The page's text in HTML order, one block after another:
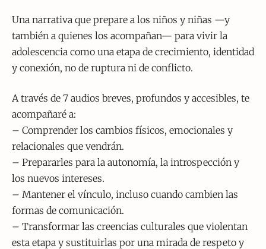
Una narrativa que prepare a los niños y niñas —y
también a quienes los acompañan— para vivir la
adolescencia como una etapa de crecimiento, identidad
y conexión, no de ruptura ni de conflicto.
A través de 7 audios breves, profundos y accesibles, te
acompañaré a:
– Comprender los cambios físicos, emocionales y
relacionales que vendrán.
– Prepararles para la autonomía, la introspección y
los nuevos intereses.
– Mantener el vínculo, incluso cuando cambien las
formas de comunicación.
– Transformar las creencias culturales que violentan
esta etapa y sustituirlas por una mirada de respeto y